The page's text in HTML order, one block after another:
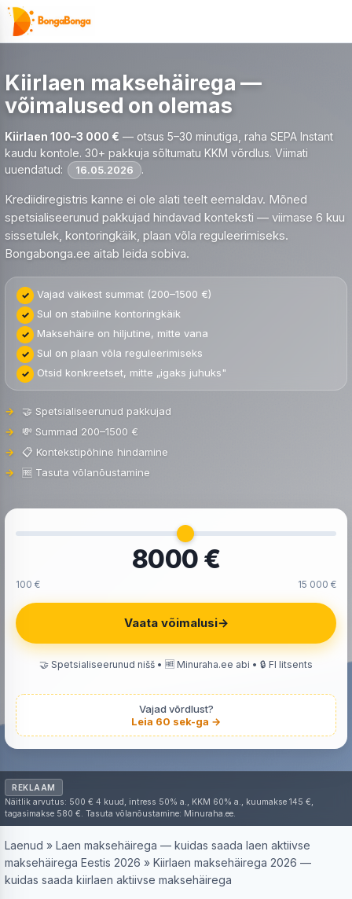
Skip
Kiirlaen maksehäirega —
võimalused on olemas
Kiirlaen 100–3 000 € — otsus 5–30 minutiga, raha SEPA Instant
kaudu kontole. 30+ pakkuja sõltumatu KKM võrdlus. Viimati
uuendatud:
16.05.2026 .
Krediidiregistris kanne ei ole alati teelt eemaldav. Mõned
spetsialiseerunud pakkujad hindavad konteksti — viimase 6 kuu
sissetulek, kontoringkäik, plaan võla reguleerimiseks.
Bongabonga.ee aitab leida sobiva.
Vajad väikest summat (200–1500 €)
Sul on stabiilne kontoringkäik
Maksehäire on hiljutine, mitte vana
Sul on plaan võla reguleerimiseks
Otsid konkreetset, mitte „igaks juhuks"
🤝 Spetsialiseerunud pakkujad
💸 Summad 200–1500 €
📋 Kontekstipõhine hindamine
🆓 Tasuta võlanõustamine
8000 €
100 € 15 000 €
Vaata võimalusi→
🤝 Spetsialiseerunud nišš • 🆓 Minuraha.ee abi • 🔒 FI litsents
Vajad võrdlust?
Leia 60 sek-ga →
REKLAAM
Näitlik arvutus: 500 € 4 kuud, intress 50% a., KKM 60% a., kuumakse 145 €,
tagasimakse 580 €. Tasuta võlanõustamine: Minuraha.ee.
Laenud » Laen maksehäirega — kuidas saada laen aktiivse
maksehäirega Eestis 2026 » Kiirlaen maksehäirega 2026 —
kuidas saada kiirlaen aktiivse maksehäirega